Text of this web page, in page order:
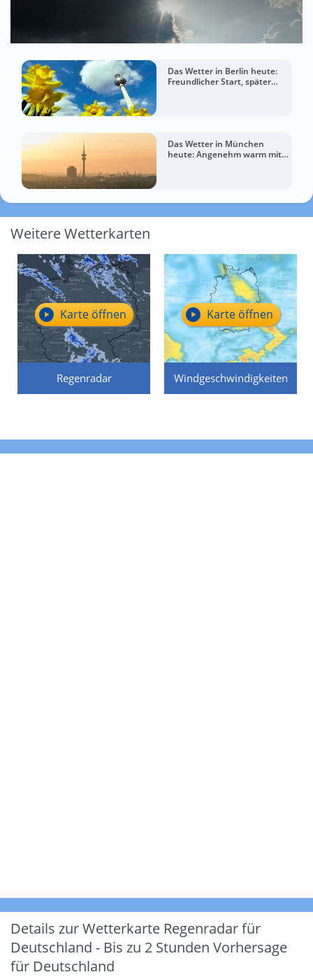
Das Wetter in Berlin heute:
Freundlicher Start, später
Das Wetter in München
heute: Angenehm warm mit
Weitere Wetterkarten
Regenradar
Karte öffnen
Windgeschwindigkeiten
Karte öffnen
Details zur Wetterkarte Regenradar für
Deutschland - Bis zu 2 Stunden Vorhersage
für Deutschland